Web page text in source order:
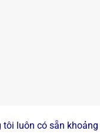
tôi luôn có sẵn khoảng